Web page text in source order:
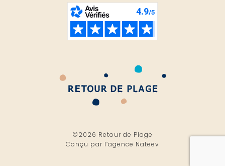
©2026 Retour de Plage
Conçu par l’agence Nateev